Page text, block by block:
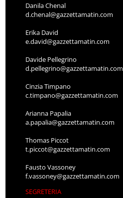
Danila Chenal
d.chenal@gazzettamatin.com
Erika David
e.david@gazzettamatin.com
Davide Pellegrino
d.pellegrino@gazzettamatin.com
Cinzia Timpano
c.timpano@gazzettamatin.com
Arianna Papalia
a.papalia@gazzettamatin.com
Thomas Piccot
t.piccot@gazzettamatin.com
Fausto Vassoney
f.vassoney@gazzettamatin.com
SEGRETERIA